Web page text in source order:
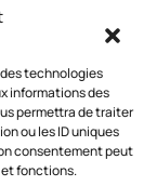
technologies
informations des
permettra de traiter
ou les ID uniques
consentement peut
fonctions.